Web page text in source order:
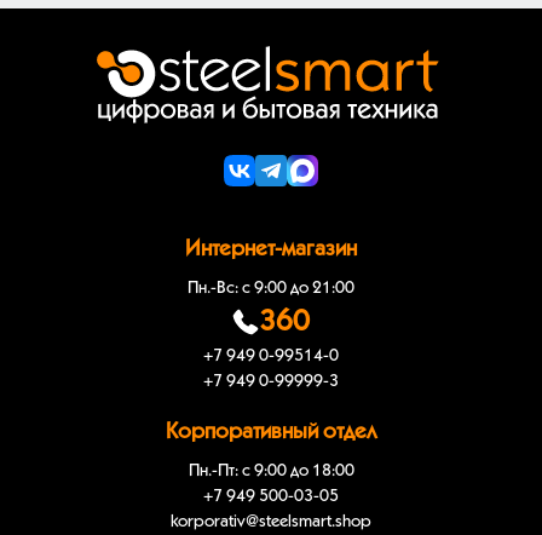
Интернет-магазин
Пн.-Вс: с 9:00 до 21:00
360
+7 949 0-99514-0
+7 949 0-99999-3
Корпоративный отдел
Пн.-Пт: с 9:00 до 18:00
+7 949 500-03-05
korporativ@steelsmart.shop